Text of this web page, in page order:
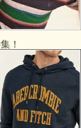
！